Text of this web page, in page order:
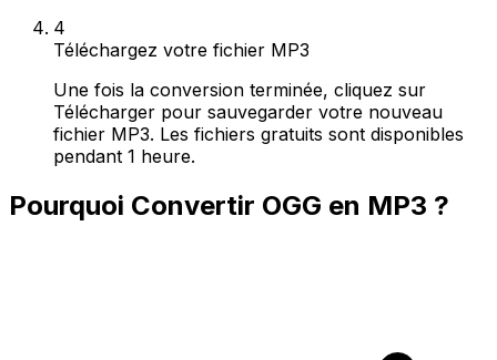
4
Téléchargez votre fichier MP3
Une fois la conversion terminée, cliquez sur
Télécharger pour sauvegarder votre nouveau
fichier MP3. Les fichiers gratuits sont disponibles
pendant 1 heure.
Pourquoi Convertir OGG en MP3 ?